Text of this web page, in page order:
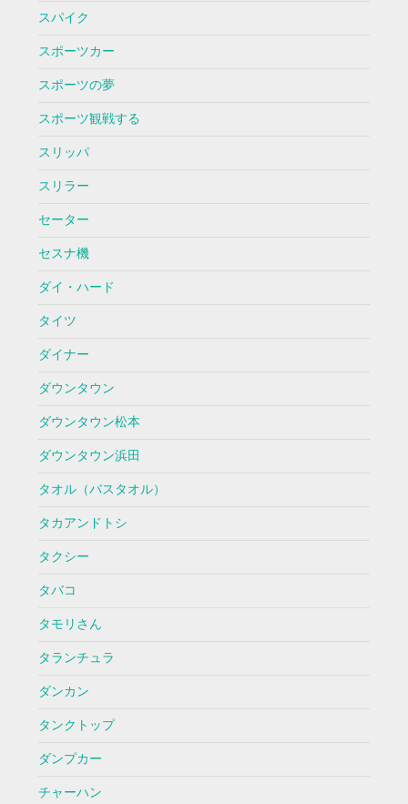
スパイク
スポーツカー
スポーツの夢
スポーツ観戦する
スリッパ
スリラー
セーター
セスナ機
ダイ・ハード
タイツ
ダイナー
ダウンタウン
ダウンタウン松本
ダウンタウン浜田
タオル（バスタオル）
タカアンドトシ
タクシー
タバコ
タモリさん
タランチュラ
ダンカン
タンクトップ
ダンプカー
チャーハン